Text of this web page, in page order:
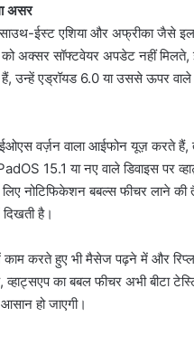
असर
ईस्ट एशिया और अफ्रीका जैसे
अक्सर सॉफ्टवेयर अपडेट नहीं मिलते,
हैं, उन्हें एड्रॉयड 6.0 या उससे ऊपर
वर्ज़न वाला आईफोन यूज़ करते हैं,
15.1 या नए वाले डिवाइस पर
लिए नोटिफिकेशन बबल्स फीचर लाने
है।
करते हुए भी मैसेज पढ़ने में और
व्हाट्सएप का बबल फीचर अभी
हो जाएगी।